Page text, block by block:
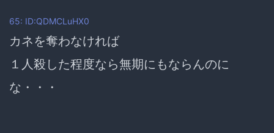
65: ID:QDMCLuHX0
カネを奪わなければ
１人殺した程度なら無期にもならんのに
な・・・